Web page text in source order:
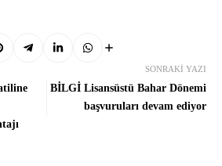
SONRAKI YAZI
BİLGİ Lisansüstü Bahar Dönemi
başvuruları devam ediyor